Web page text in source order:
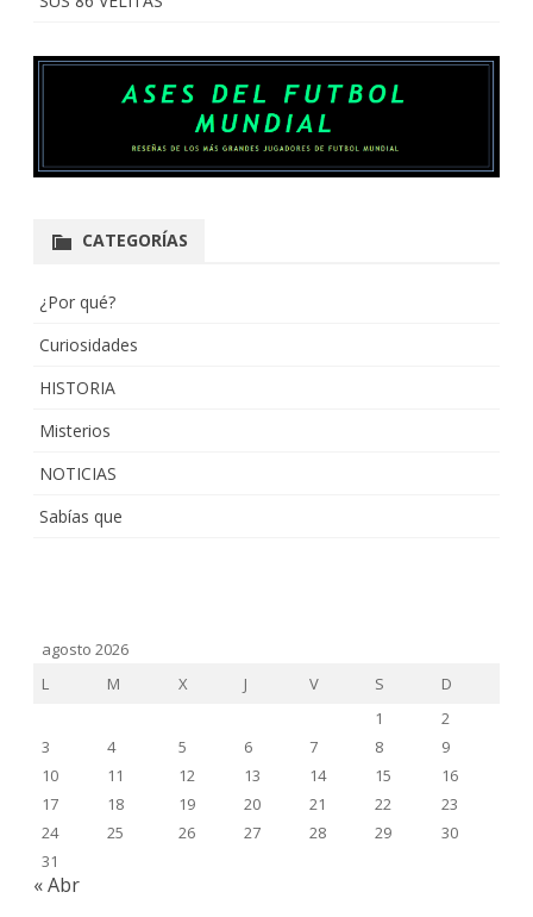
CATEGORÍAS
¿Por qué?
Curiosidades
HISTORIA
Misterios
NOTICIAS
Sabías que
agosto 2026
L
M X J V S
D
1
2
3
4 5 6 7 8
9
10
11 12 13 14 15
16
17
18 19 20 21 22
23
24
25 26 27 28 29
30
31
« Abr